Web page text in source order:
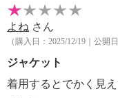
よね さん
（購入日：2025/12/19｜公開
ジャケット
着用するとでかく見